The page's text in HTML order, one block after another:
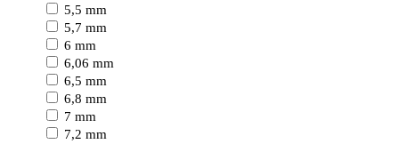
5,5 mm
5,7 mm
6 mm
6,06 mm
6,5 mm
6,8 mm
7 mm
7,2 mm